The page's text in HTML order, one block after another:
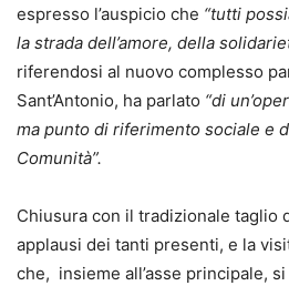
espresso l’auspicio che “tutti
la strada dell’amore, della
riferendosi al nuovo complesso
Sant’Antonio, ha parlato “di
ma punto di riferimento sociale e
Comunità”.
Chiusura con il tradizionale taglio
applausi dei tanti presenti, e la
che, insieme all’asse principale,